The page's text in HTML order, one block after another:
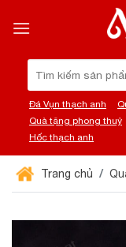
đến
Đá Vụn thạch anh
Quà tặng phong thuỷ
Hốc thạch anh
Trang chủ